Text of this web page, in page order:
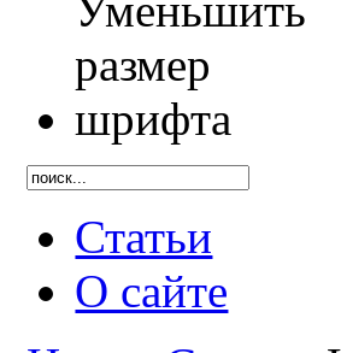
Статьи
О сайте